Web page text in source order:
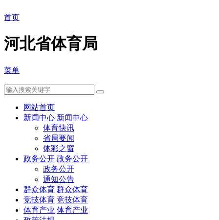
首页
河北省体育局
菜单
网站首页
新闻中心 新闻中心
体育快讯
省局要闻
体彩之窗
政务公开 政务公开
政务公开
通知公告
群众体育 群众体育
竞技体育 竞技体育
体育产业 体育产业